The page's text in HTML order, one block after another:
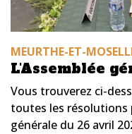
MEURTHE-ET-
L'Assemblée
Vous trouverez ci-
toutes les résolutions
générale du 26 avril